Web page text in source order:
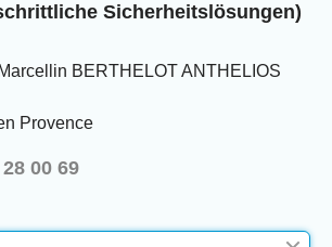
Sicherheitslösungen)
BERTHELOT ANTHELIOS
Provence
00 69